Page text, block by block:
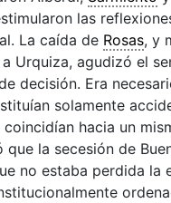
las
La caída de Rosas, y
Urquiza, agudizó el
decisión. Era
solamente
hacia un
que la secesión de
no estaba perdida la